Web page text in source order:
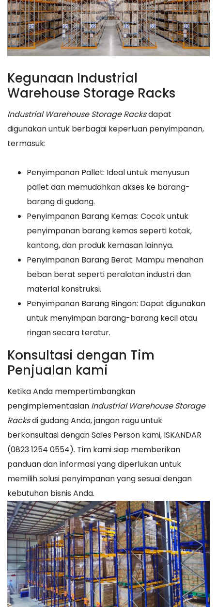
Kegunaan Industrial
Warehouse Storage Racks
Industrial Warehouse Storage Racksdapat
digunakan untuk berbagai keperluan penyimpanan,
termasuk:
Penyimpanan Pallet: Ideal untuk menyusun
pallet dan memudahkan akses ke barang-
barang di gudang.
Penyimpanan Barang Kemas: Cocok untuk
penyimpanan barang kemas seperti kotak,
kantong, dan produk kemasan lainnya.
Penyimpanan Barang Berat: Mampu menahan
beban berat seperti peralatan industri dan
material konstruksi.
Penyimpanan Barang Ringan: Dapat digunakan
untuk menyimpan barang-barang kecil atau
ringan secara teratur.
Konsultasi dengan Tim
Penjualan kami
Ketika Anda mempertimbangkan
pengimplementasian Industrial Warehouse Storage
Racksdi gudang Anda, jangan ragu untuk
berkonsultasi dengan Sales Person kami, ISKANDAR
(0823 1254 0554). Tim kami siap memberikan
panduan dan informasi yang diperlukan untuk
memilih solusi penyimpanan yang sesuai dengan
kebutuhan bisnis Anda.